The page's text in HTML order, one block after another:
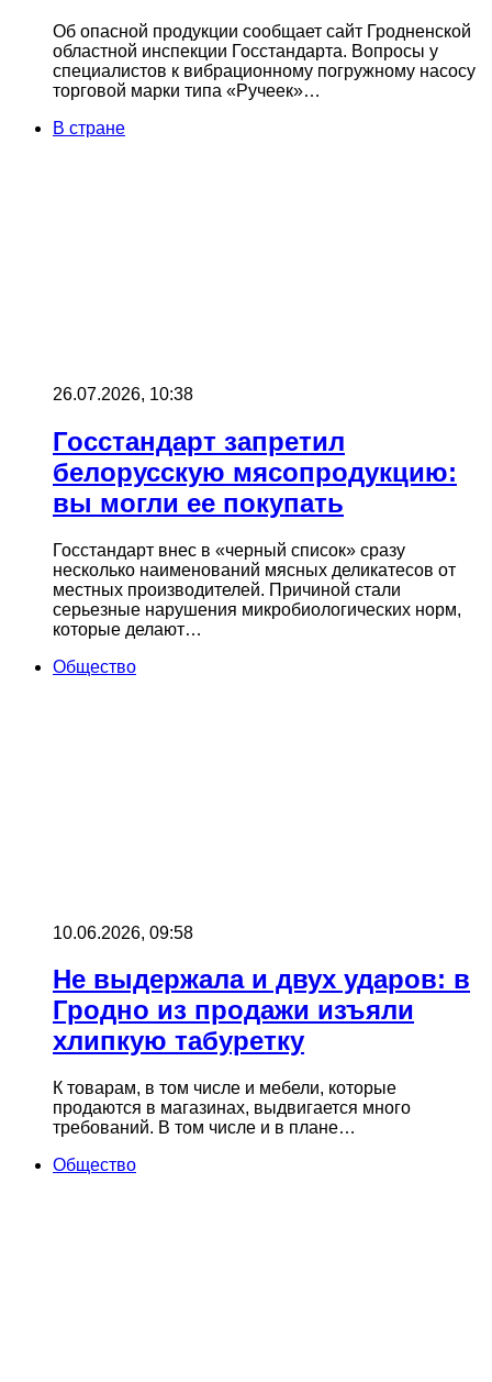
Об опасной продукции сообщает сайт Гродненской
областной инспекции Госстандарта. Вопросы у
специалистов к вибрационному погружному насосу
торговой марки типа «Ручеек»…
В стране
26.07.2026, 10:38
Госстандарт запретил
белорусскую мясопродукцию:
вы могли ее покупать
Госстандарт внес в «черный список» сразу
несколько наименований мясных деликатесов от
местных производителей. Причиной стали
серьезные нарушения микробиологических норм,
которые делают…
Общество
10.06.2026, 09:58
Не выдержала и двух ударов: в
Гродно из продажи изъяли
хлипкую табуретку
К товарам, в том числе и мебели, которые
продаются в магазинах, выдвигается много
требований. В том числе и в плане…
Общество